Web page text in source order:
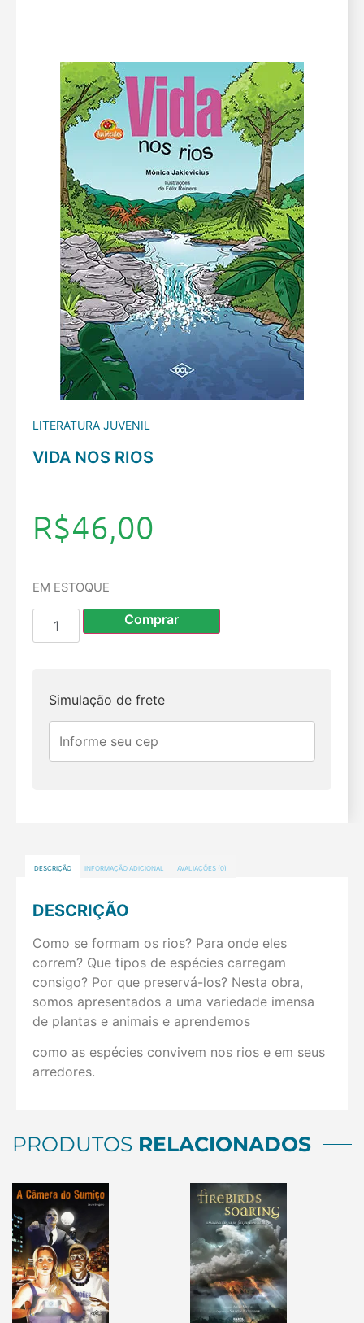
LITERATURA JUVENIL
VIDA NOS RIOS
R$46,00
EM ESTOQUE
Comprar
Simulação de frete
DESCRIÇÃO INFORMAÇÃO ADICIONAL AVALIAÇÕES (0)
DESCRIÇÃO
Como se formam os rios? Para onde eles
correm? Que tipos de espécies carregam
consigo? Por que preservá-los? Nesta obra,
somos apresentados a uma variedade imensa
de plantas e animais e aprendemos
como as espécies convivem nos rios e em seus
arredores.
PRODUTOS RELACIONADOS